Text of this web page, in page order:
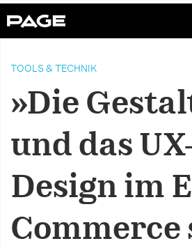
TOOLS & TECHNIK
»Die
und das
Design im
Commerce